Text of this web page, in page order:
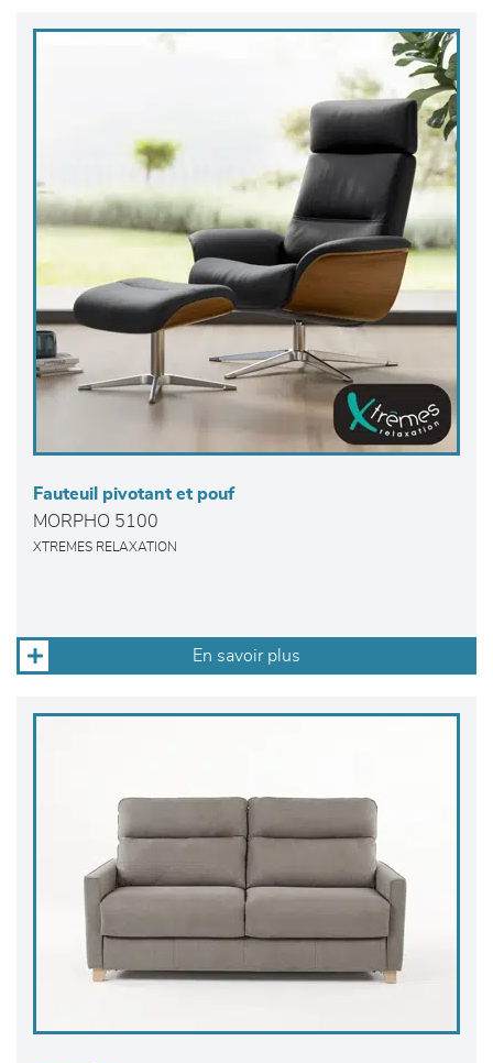
Fauteuil pivotant et pouf
MORPHO 5100
XTREMES RELAXATION
En savoir plus